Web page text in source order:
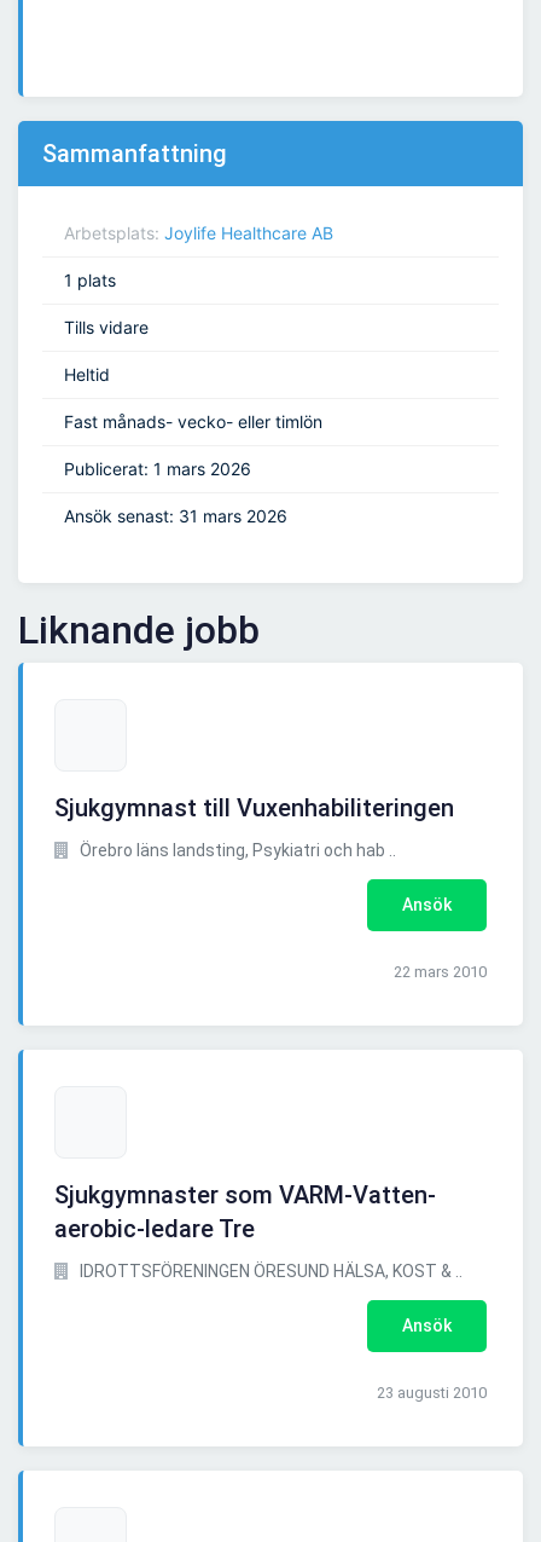
Sammanfattning
Arbetsplats: Joylife Healthcare AB
1 plats
Tills vidare
Heltid
Fast månads- vecko- eller timlön
Publicerat: 1 mars 2026
Ansök senast: 31 mars 2026
Liknande jobb
Sjukgymnast till Vuxenhabiliteringen
Örebro läns landsting, Psykiatri och hab ..
Ansök
22 mars 2010
Sjukgymnaster som VARM-Vatten-
aerobic-ledare Tre
IDROTTSFÖRENINGEN ÖRESUND HÄLSA, KOST & ..
Ansök
23 augusti 2010